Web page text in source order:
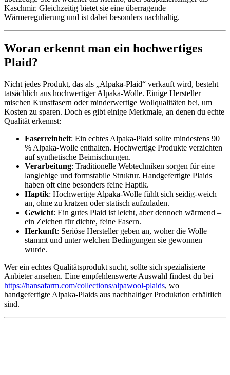
Kaschmir. Gleichzeitig bietet sie eine überragende
Wärmeregulierung und ist dabei besonders nachhaltig.
Woran erkennt man ein hochwertiges
Plaid?
Nicht jedes Produkt, das als „Alpaka-Plaid“ verkauft wird, besteht
tatsächlich aus hochwertiger Alpaka-Wolle. Einige Hersteller
mischen Kunstfasern oder minderwertige Wollqualitäten bei, um
Kosten zu sparen. Doch es gibt einige Merkmale, an denen du echte
Qualität erkennst:
Faserreinheit: Ein echtes Alpaka-Plaid sollte mindestens 90
% Alpaka-Wolle enthalten. Hochwertige Produkte verzichten
auf synthetische Beimischungen.
Verarbeitung: Traditionelle Webtechniken sorgen für eine
langlebige und formstabile Struktur. Handgefertigte Plaids
haben oft eine besonders feine Haptik.
Haptik: Hochwertige Alpaka-Wolle fühlt sich seidig-weich
an, ohne zu kratzen oder statisch aufzuladen.
Gewicht: Ein gutes Plaid ist leicht, aber dennoch wärmend –
ein Zeichen für dichte, feine Fasern.
Herkunft: Seriöse Hersteller geben an, woher die Wolle
stammt und unter welchen Bedingungen sie gewonnen
wurde.
Wer ein echtes Qualitätsprodukt sucht, sollte sich spezialisierte
Anbieter ansehen. Eine empfehlenswerte Auswahl findest du bei
https://hansafarm.com/collections/alpawool-plaids, wo
handgefertigte Alpaka-Plaids aus nachhaltiger Produktion erhältlich
sind.